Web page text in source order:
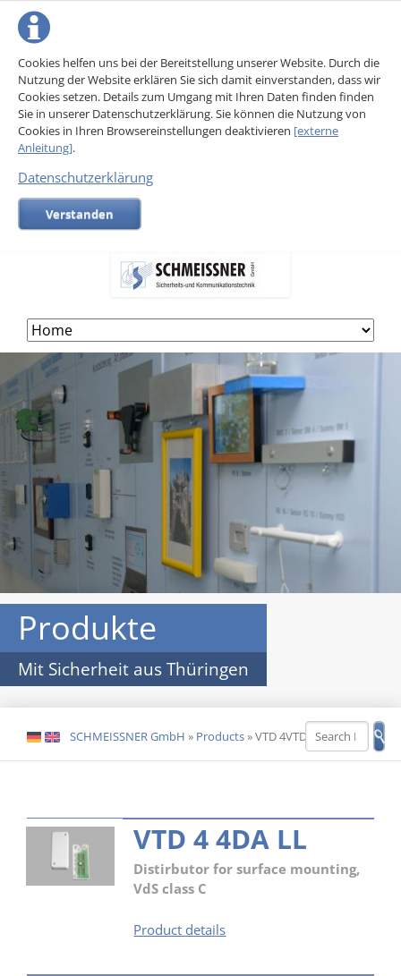
Cookies helfen uns bei der Bereitstellung unserer Website. Durch die
Nutzung der Website erklären Sie sich damit einverstanden, dass wir
Cookies setzen. Details zum Umgang mit Ihren Daten finden finden
Sie in unserer Datenschutzerklärung. Sie können die Nutzung von
Cookies in Ihren Browsereinstellungen deaktivieren [externe
Anleitung].
Datenschutzerklärung
Verstanden
navigation
Produkte
Mit Sicherheit aus Thüringen
DE EN SCHMEISSNER GmbH » Products»VTD 4VTD 4
VTD 4 4DA LL
Distirbutor for surface mounting,
VdS class C
Product detailsVTD